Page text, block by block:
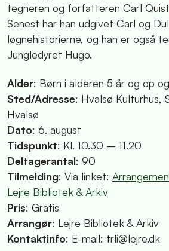
tegneren og forfatteren Carl
Senest har han udgivet Carl og
løgnehistorierne, og han er også
Jungledyret Hugo.
Alder: Børn i alderen 5 år og op
Sted/Adresse: Hvalsø Kulturhus,
Hvalsø
Dato: 6. august
Tidspunkt: Kl. 10.30 – 11.20
Deltagerantal: 90
Tilmelding: Via linket:
Lejre Bibliotek & Arkiv
Pris: Gratis
Arrangør: Lejre Bibliotek & Arkiv
Kontaktinfo: E-mail: trli@lejre.dk